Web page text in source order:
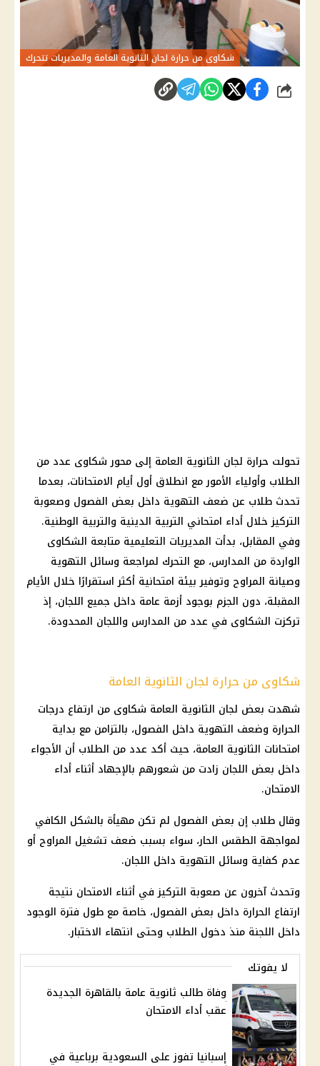
شكاوى من حرارة لجان الثانوية العامة والمديريات تتحرك
شارك
تحولت حرارة لجان الثانوية العامة إلى محور شكاوى عدد من
الطلاب وأولياء الأمور مع انطلاق أول أيام الامتحانات، بعدما
تحدث طلاب عن ضعف التهوية داخل بعض الفصول وصعوبة
التركيز خلال أداء امتحاني التربية الدينية والتربية الوطنية.
وفي المقابل، بدأت المديريات التعليمية متابعة الشكاوى
الواردة من المدارس، مع التحرك لمراجعة وسائل التهوية
وصيانة المراوح وتوفير بيئة امتحانية أكثر استقرارًا خلال الأيام
المقبلة، دون الجزم بوجود أزمة عامة داخل جميع اللجان، إذ
تركزت الشكاوى في عدد من المدارس واللجان المحدودة.
شكاوى من حرارة لجان الثانوية العامة
شهدت بعض لجان الثانوية العامة شكاوى من ارتفاع درجات
الحرارة وضعف التهوية داخل الفصول، بالتزامن مع بداية
امتحانات الثانوية العامة، حيث أكد عدد من الطلاب أن الأجواء
داخل بعض اللجان زادت من شعورهم بالإجهاد أثناء أداء
الامتحان.
وقال طلاب إن بعض الفصول لم تكن مهيأة بالشكل الكافي
لمواجهة الطقس الحار، سواء بسبب ضعف تشغيل المراوح أو
عدم كفاية وسائل التهوية داخل اللجان.
وتحدث آخرون عن صعوبة التركيز في أثناء الامتحان نتيجة
ارتفاع الحرارة داخل بعض الفصول، خاصة مع طول فترة الوجود
داخل اللجنة منذ دخول الطلاب وحتى انتهاء الاختبار.
لا يفوتك
وفاة طالب ثانوية عامة بالقاهرة الجديدة
عقب أداء الامتحان
إسبانيا تفوز على السعودية برباعية في